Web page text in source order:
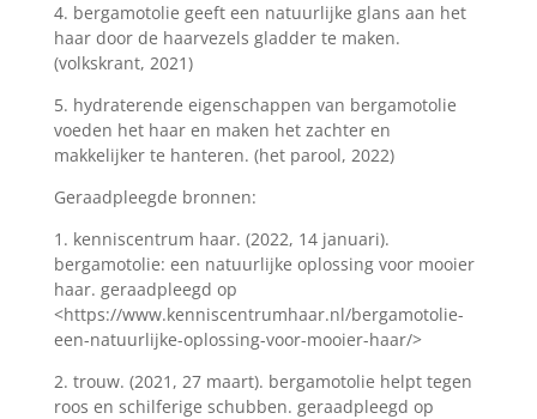
4. bergamotolie geeft een natuurlijke glans aan het
haar door de haarvezels gladder te maken.
(volkskrant, 2021)
5. hydraterende eigenschappen van bergamotolie
voeden het haar en maken het zachter en
makkelijker te hanteren. (het parool, 2022)
Geraadpleegde bronnen:
1. kenniscentrum haar. (2022, 14 januari).
bergamotolie: een natuurlijke oplossing voor mooier
haar. geraadpleegd op
<https://www.kenniscentrumhaar.nl/bergamotolie-
een-natuurlijke-oplossing-voor-mooier-haar/>
2. trouw. (2021, 27 maart). bergamotolie helpt tegen
roos en schilferige schubben. geraadpleegd op